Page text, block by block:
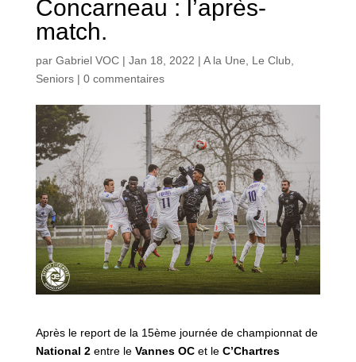
Concarneau : l’après-
match.
par Gabriel VOC| Jan 18, 2022 | A la Une, Le Club,
Seniors| 0 commentaires
Après le report de la 15ème journée de championnat de
National 2entre le Vannes OCet le C’Chartres